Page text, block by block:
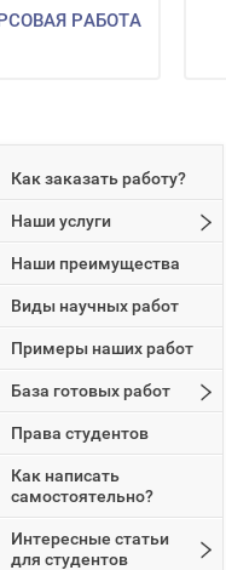
РАБОТА
Как заказать работу?
Наши услуги
Наши преимущества
Виды научных работ
Примеры наших работ
База готовых работ
Права студентов
Как написать
самостоятельно?
Интересные статьи
для студентов